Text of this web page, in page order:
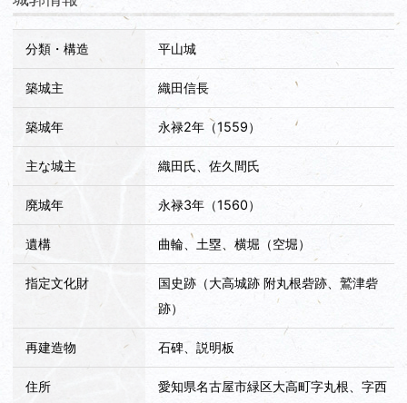
の城郭巡りの204城目でした。
分類・構造 平山城
築城主 織田信長
築城年 永禄2年（1559）
主な城主 織田氏、佐久間氏
廃城年 永禄3年（1560）
遺構 曲輪、土塁、横堀（空堀）
指定文化財
国史跡（大高城跡 附丸根砦跡、鷲津砦
跡）
再建造物 石碑、説明板
住所
愛知県名古屋市緑区大高町字丸根、字西